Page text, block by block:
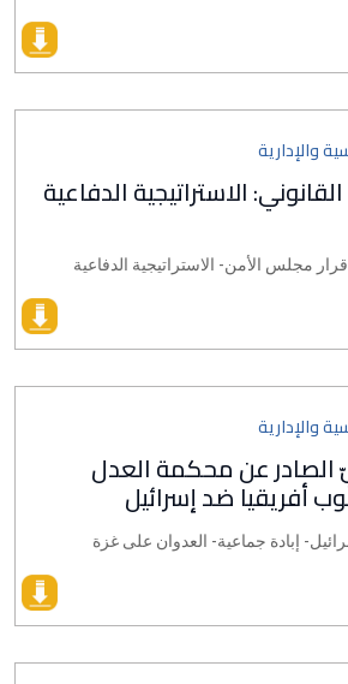
والإدارية
الاستراتيجية الدفاعية
مجلس الأمن- الاستراتيجية الدفاعية
والإدارية
الصادر عن محكمة العدل
أفريقيا ضد إسرائيل
إبادة جماعية- العدوان على غزة